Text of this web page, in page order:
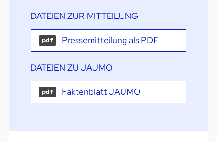
DATEIEN ZUR MITTEILUNG
pdf Pressemitteilung als PDF
DATEIEN ZU JAUMO
pdf Faktenblatt JAUMO